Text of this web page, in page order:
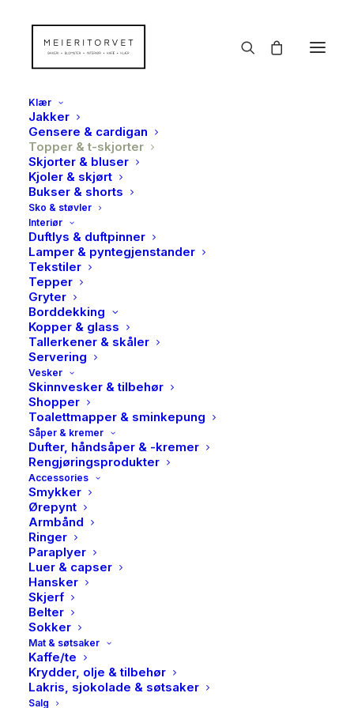
Klær
Jakker
Gensere & cardigan
Topper & t-skjorter
Skjorter & bluser
Kjoler & skjørt
Bukser & shorts
Sko & støvler
Interiør
Duftlys & duftpinner
Lamper & pyntegjenstander
Tekstiler
Tepper
Gryter
Borddekking
Kopper & glass
Tallerkener & skåler
Servering
Vesker
Skinnvesker & tilbehør
Shopper
Toalettmapper & sminkepung
Såper & kremer
Dufter, håndsåper & -kremer
Rengjøringsprodukter
Accessories
Smykker
Ørepynt
Armbånd
Ringer
Paraplyer
Luer & capser
Hansker
Skjerf
Belter
Sokker
Mat & søtsaker
Kaffe/te
Krydder, olje & tilbehør
Lakris, sjokolade & søtsaker
Salg